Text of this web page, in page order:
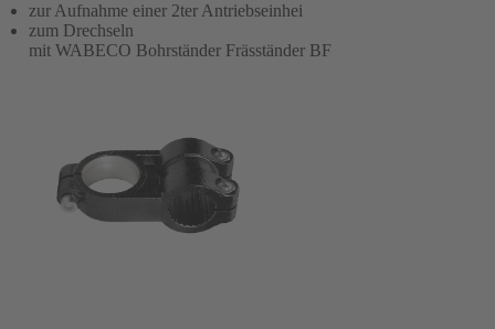
zur Aufnahme einer 2ter Antriebseinhei
zum Drechseln
mit WABECO Bohrständer Fräsständer BF